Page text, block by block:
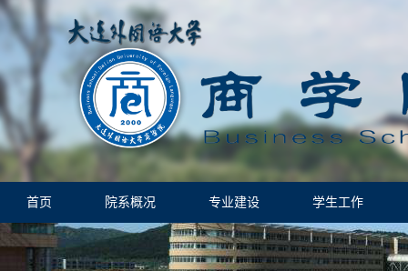
首页 院系概况 专业建设 学生工作